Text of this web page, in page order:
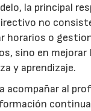
la principal
no
horarios o
sino en mejorar
y aprendizaje.
acompañar al